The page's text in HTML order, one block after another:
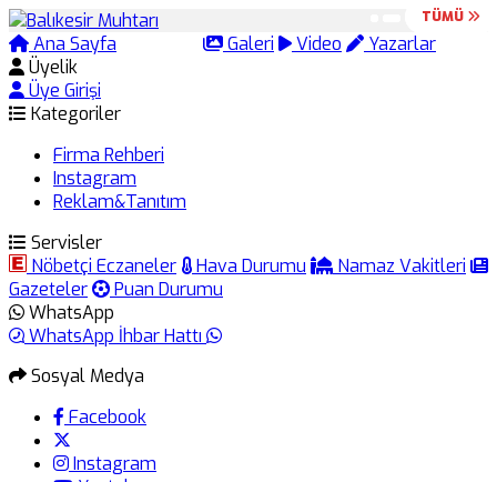
Ana Sayfa Galeri Video
Yazarlar
Üyelik
Üye Girişi
Kategoriler
Firma Rehberi
Instagram
Reklam&Tanıtım
Servisler
Nöbetçi Eczaneler
Hava Durumu
Namaz Vakitleri
Gazeteler
Puan Durumu
WhatsApp
WhatsApp İhbar Hattı
Sosyal Medya
Facebook
Instagram
TÜMÜ
TÜMÜ